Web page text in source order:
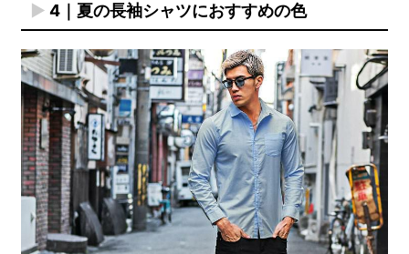
4｜夏の長袖シャツにおすすめの色